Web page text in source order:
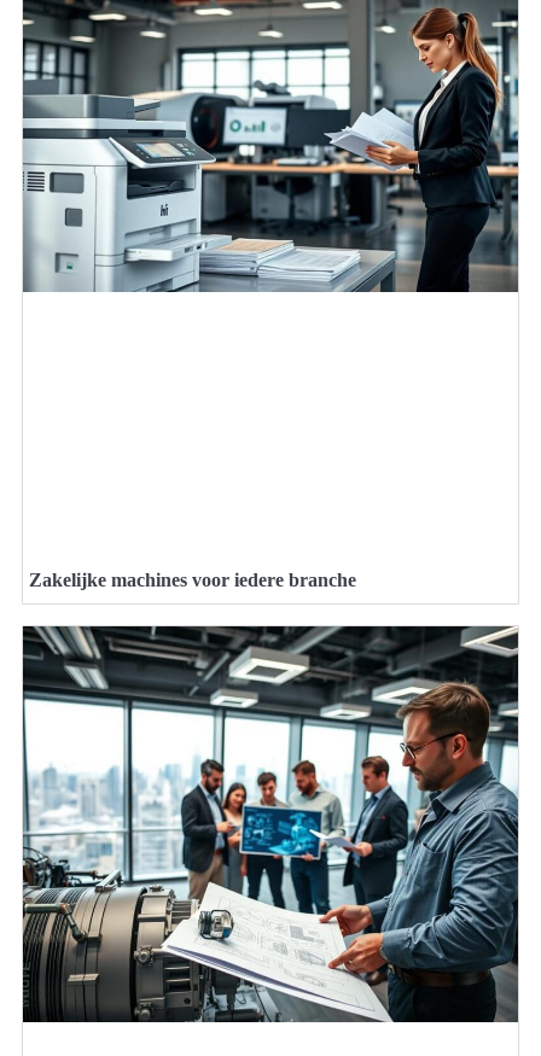
Zakelijke machines voor iedere branche